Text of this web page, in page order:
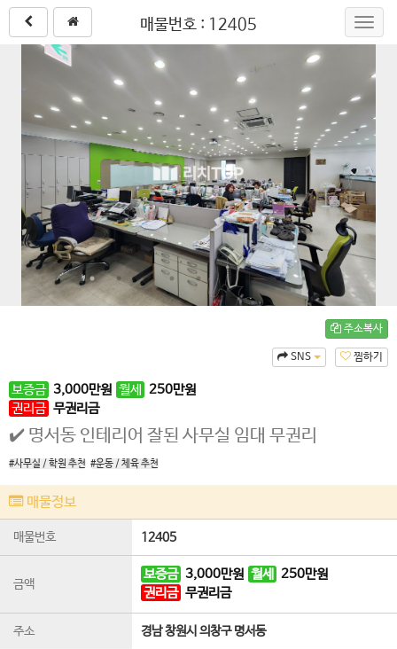
매물번호 : 12405
주소복사
찜하기
SNS
보증금 3,000만원 월세 250만원
권리금 무권리금
✔️ 명서동 인테리어 잘된 사무실 임대 무권리
#사무실 / 학원 추천 #운동 / 체육 추천
매물정보
매물번호 12405
금액
보증금 3,000만원 월세 250만원
권리금 무권리금
주소 경남 창원시 의창구 명서동